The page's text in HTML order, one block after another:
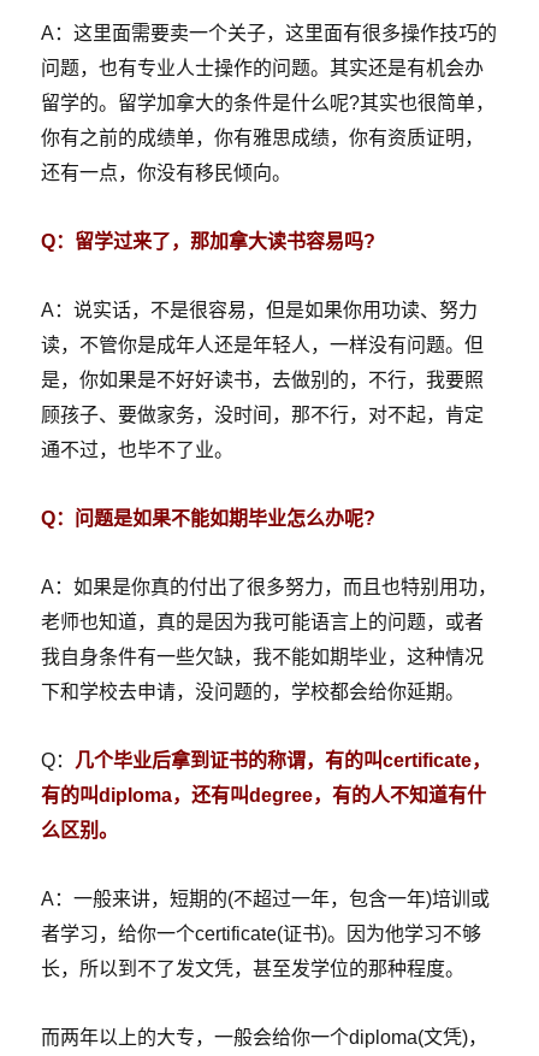
A：这里面需要卖一个关子，这里面有很多操作技巧的
问题，也有专业人士操作的问题。其实还是有机会办
留学的。留学加拿大的条件是什么呢?其实也很简单，
你有之前的成绩单，你有雅思成绩，你有资质证明，
还有一点，你没有移民倾向。
Q：留学过来了，那加拿大读书容易吗?
A：说实话，不是很容易，但是如果你用功读、努力
读，不管你是成年人还是年轻人，一样没有问题。但
是，你如果是不好好读书，去做别的，不行，我要照
顾孩子、要做家务，没时间，那不行，对不起，肯定
通不过，也毕不了业。
Q：问题是如果不能如期毕业怎么办呢?
A：如果是你真的付出了很多努力，而且也特别用功，
老师也知道，真的是因为我可能语言上的问题，或者
我自身条件有一些欠缺，我不能如期毕业，这种情况
下和学校去申请，没问题的，学校都会给你延期。
Q： 几个毕业后拿到证书的称谓，有的叫certificate，
有的叫diploma，还有叫degree，有的人不知道有什
么区别。
A：一般来讲，短期的(不超过一年，包含一年)培训或
者学习，给你一个certificate(证书)。因为他学习不够
长，所以到不了发文凭，甚至发学位的那种程度。
而两年以上的大专，一般会给你一个diploma(文凭)，